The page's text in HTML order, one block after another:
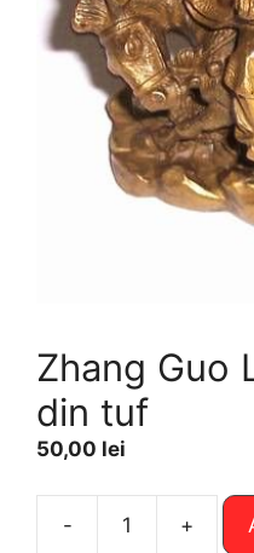
Zhang Guo
din tuf
50,00 lei
- +